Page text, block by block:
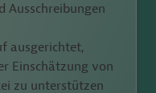
Ausschreibungen
ausgerichtet,
Einschätzung von
zu unterstützen